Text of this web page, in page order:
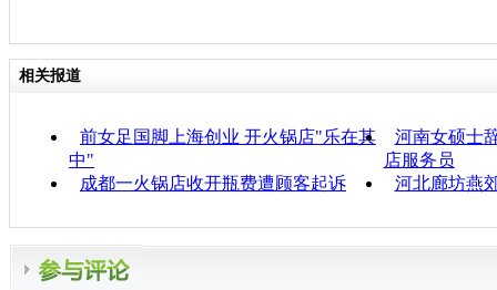
相关报道
前女足国脚上海创业 开火锅店"乐在其
中"
河南女硕士
店服务员
成都一火锅店收开瓶费遭顾客起诉
河北廊坊燕